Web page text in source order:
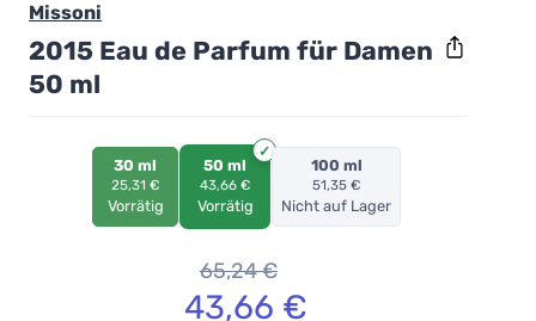
Missoni
2015 Eau de Parfum für Damen
50 ml
30 ml
25,31 €
Vorrätig
50 ml
43,66 €
Vorrätig
100 ml
51,35 €
Nicht auf Lager
65,24€
43,66 €